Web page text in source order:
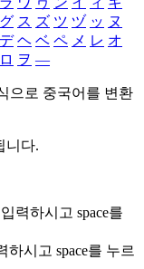
グ ス ズ ツ ヅ ッ ヌ
デ ヘ ベ ペ メ レ オ
ロ ヲ ―
으로 중국어를 변환
니다.
력하시고 space를
하시고 space를 누르